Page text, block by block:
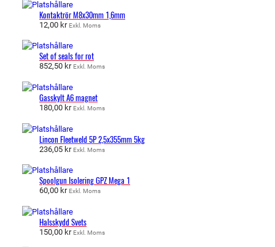
Kontaktrör M8x30mm 1,6mm
12,00 kr Exkl. Moms
Set of seals for rot
852,50 kr Exkl. Moms
Gasskylt A6 magnet
180,00 kr Exkl. Moms
Lincon Fleetweld 5P 2,5x355mm 5kg
236,05 kr Exkl. Moms
Spoolgun Isolering GPZ Mega 1
60,00 kr Exkl. Moms
Halsskydd Svets
150,00 kr Exkl. Moms